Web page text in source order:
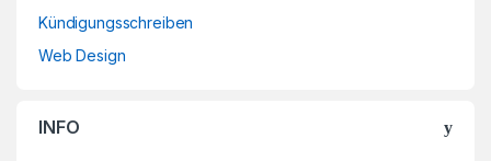
Kündigungsschreiben
Web Design
INFO